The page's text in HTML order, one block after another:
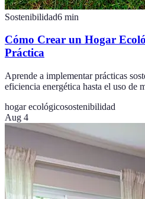
Sostenibilidad6 min
Cómo Crear un Hogar
Práctica
Aprende a implementar prácticas
eficiencia energética hasta el uso de
hogar ecológicosostenibilidad
Aug 4